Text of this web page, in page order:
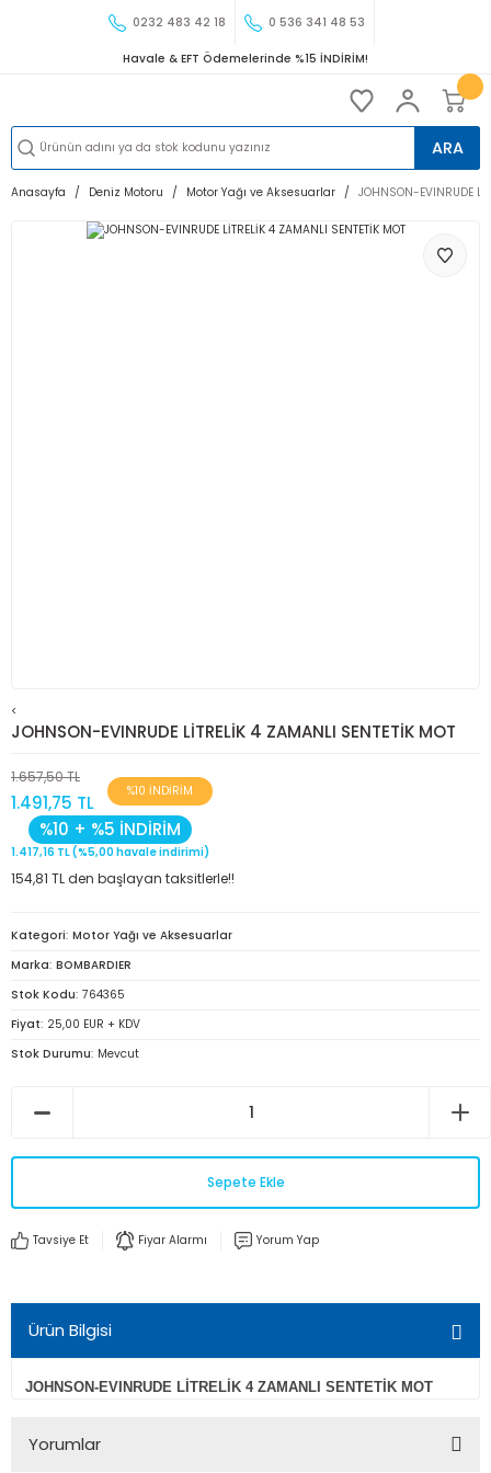
0232 483 42 18 0 536 341 48 53
Havale & EFT Ödemelerinde %15 İNDİRİM!
ARA
Anasayfa Deniz Motoru Motor Yağı ve Aksesuarlar JOHNSON-EVINRUDE
<
JOHNSON-EVINRUDE LİTRELİK 4 ZAMANLI SENTETİK MOT
1.657,50 TL
1.491,75 TL
%10 İNDİRİM
%10 + %5 İNDİRİM
1.417,16 TL (%5,00 havale indirimi)
154,81 TL den başlayan taksitlerle!!
Kategori Motor Yağı ve Aksesuarlar
Marka BOMBARDIER
Stok Kodu 764365
Fiyat 25,00 EUR + KDV
Stok Durumu Mevcut
Sepete Ekle
Tavsiye Et Fiyar Alarmı Yorum Yap
Ürün Bilgisi
JOHNSON-EVINRUDE LİTRELİK 4 ZAMANLI SENTETİK MOT
Yorumlar